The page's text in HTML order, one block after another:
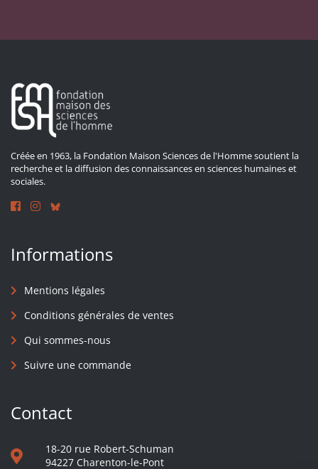
Créée en 1963, la Fondation Maison Sciences de l'Homme soutient la
recherche et la diffusion des connaissances en sciences humaines et
sociales.
Informations
Mentions légales
Conditions générales de ventes
Qui sommes-nous
Suivre une commande
Contact
18-20 rue Robert-Schuman
94227 Charenton-le-Pont